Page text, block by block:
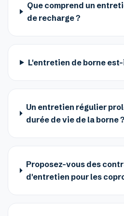
Que comprend un
de recharge ?
L'entretien de borne
Un entretien régulier
durée de vie de la borne ?
Proposez-vous des
d'entretien pour les